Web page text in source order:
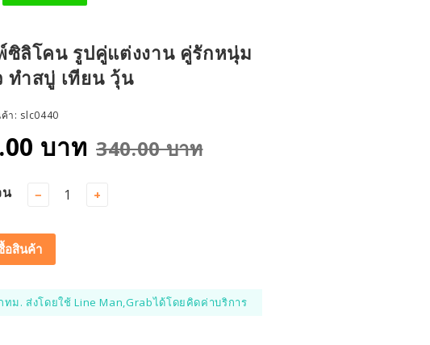
ซิลิโคน รูปคู่แต่งงาน คู่รักหนุ่ม
ทำสบู่ เทียน วุ้น
า: slc0440
บาท 340.00 บาท
น − +
อสินค้า
ทม. ส่งโดยใช้ Line Man,Grabได้โดยคิดค่าบริการ